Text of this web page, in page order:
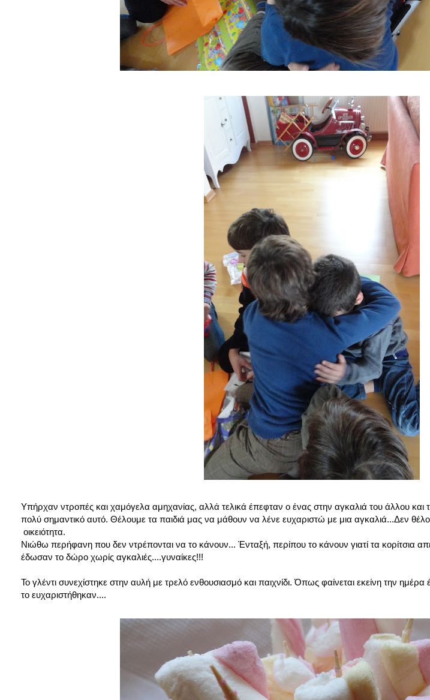
Υπήρχαν ντροπές και χαμόγελα αμηχανίας, αλλά τελικά έπεφταν ο ένας στην αγκαλιά του άλλου
πολύ σημαντικό αυτό. Θέλουμε τα παιδιά μας να μάθουν να λένε ευχαριστώ με μια αγκαλιά...Δεν
οικειότητα.
Νιώθω περήφανη που δεν ντρέπονται να το κάνουν... Ένταξή, περίπου το κάνουν γιατί τα κορίτσια
έδωσαν το δώρο χωρίς αγκαλιές....γυναίκες!!!
Το γλέντι συνεχίστηκε στην αυλή με τρελό ενθουσιασμό και παιχνίδι. Όπως φαίνεται εκείνη την
το ευχαριστήθηκαν....